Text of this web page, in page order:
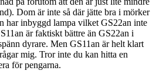
Dom är inte så där jätte bra i mörker
har inbyggd lampa vilket GS22an inte
är faktiskt bättre än GS22an i
dyrare. Men GS11an är helt klart
mig. Tror inte du kan hitta en
för pengarna.